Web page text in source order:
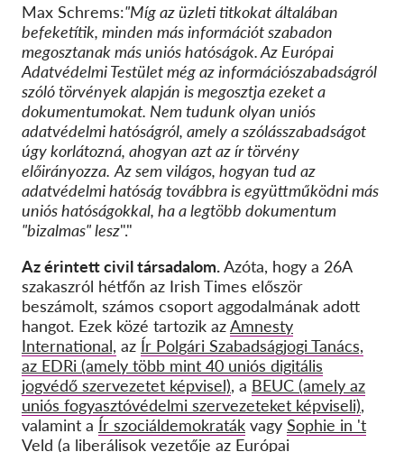
Max Schrems:"Míg az üzleti titkokat általában
befeketítik, minden más információt szabadon
megosztanak más uniós hatóságok. Az Európai
Adatvédelmi Testület még az információszabadságról
szóló törvények alapján is megosztja ezeket a
dokumentumokat. Nem tudunk olyan uniós
adatvédelmi hatóságról, amely a szólásszabadságot
úgy korlátozná, ahogyan azt az ír törvény
előirányozza. Az sem világos, hogyan tud az
adatvédelmi hatóság továbbra is együttműködni más
uniós hatóságokkal, ha a legtöbb dokumentum
"bizalmas" lesz"."
Az érintett civil társadalom.Azóta, hogy a 26A
szakaszról hétfőn az Irish Times először
beszámolt, számos csoport aggodalmának adott
hangot. Ezek közé tartozik azAmnesty
International, az Ír Polgári Szabadságjogi Tanács,
az EDRi (amely több mint 40 uniós digitális
jogvédő szervezetet képvisel), a BEUC (amely az
uniós fogyasztóvédelmi szervezeteket képviseli),
valamint a Ír szociáldemokraták vagy Sophie in 't
Veld (a liberálisok vezetője az Európai